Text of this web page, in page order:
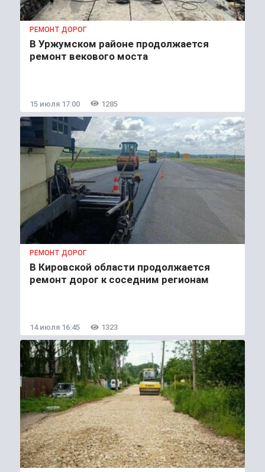
РЕМОНТ ДОРОГ
В Уржумском районе продолжается
ремонт векового моста
15 июля 17:00 1285
РЕМОНТ ДОРОГ
В Кировской области продолжается
ремонт дорог к соседним регионам
14 июля 16:45 1323